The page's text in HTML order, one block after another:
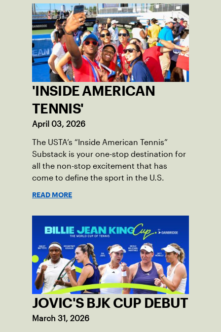
'INSIDE AMERICAN
TENNIS'
April 03, 2026
The USTA’s “Inside American Tennis”
Substack is your one-stop destination for
all the non-stop excitement that has
come to define the sport in the U.S.
READ MORE
JOVIC'S BJK CUP DEBUT
March 31, 2026